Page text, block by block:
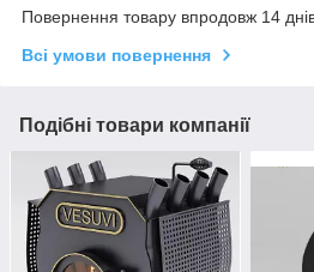
Повернення товару впродовж 14
Всі умови повернення
Подібні товари компанії